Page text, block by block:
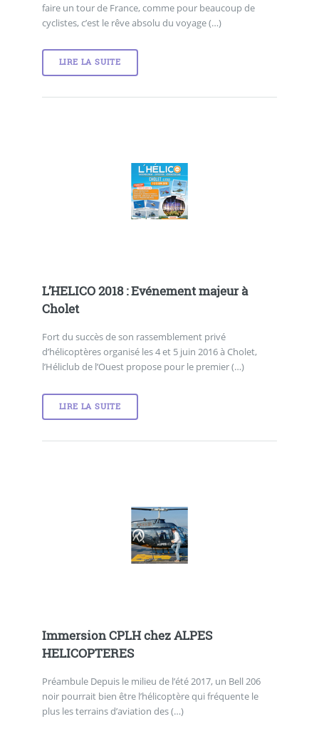
faire un tour de France, comme pour beaucoup de
cyclistes, c’est le rêve absolu du voyage (…)
LIRE LA SUITE
L’HELICO 2018 : Evénement majeur à
Cholet
Fort du succès de son rassemblement privé
d’hélicoptères organisé les 4 et 5 juin 2016 à Cholet,
l’Héliclub de l’Ouest propose pour le premier (…)
LIRE LA SUITE
Immersion CPLH chez ALPES
HELICOPTERES
Préambule Depuis le milieu de l’été 2017, un Bell 206
noir pourrait bien être l’hélicoptère qui fréquente le
plus les terrains d’aviation des (…)